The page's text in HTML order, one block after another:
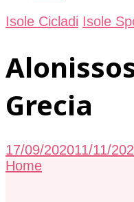
Isole Cicladi Isole
Grecia
17/09/202011/11/
Home